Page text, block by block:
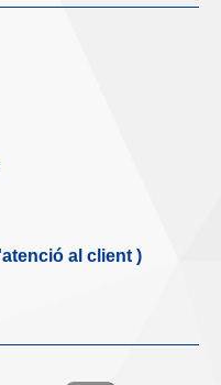
al client )